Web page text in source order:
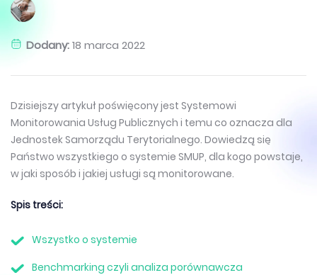
Dodany:18 marca 2022
Dzisiejszy artykuł poświęcony jest Systemowi
Monitorowania Usług Publicznych i temu co oznacza dla
Jednostek Samorządu Terytorialnego. Dowiedzą się
Państwo wszystkiego o systemie SMUP, dla kogo powstaje,
w jaki sposób i jakiej usługi są monitorowane.
Spis treści:
Wszystko o systemie
Benchmarking czyli analiza porównawcza